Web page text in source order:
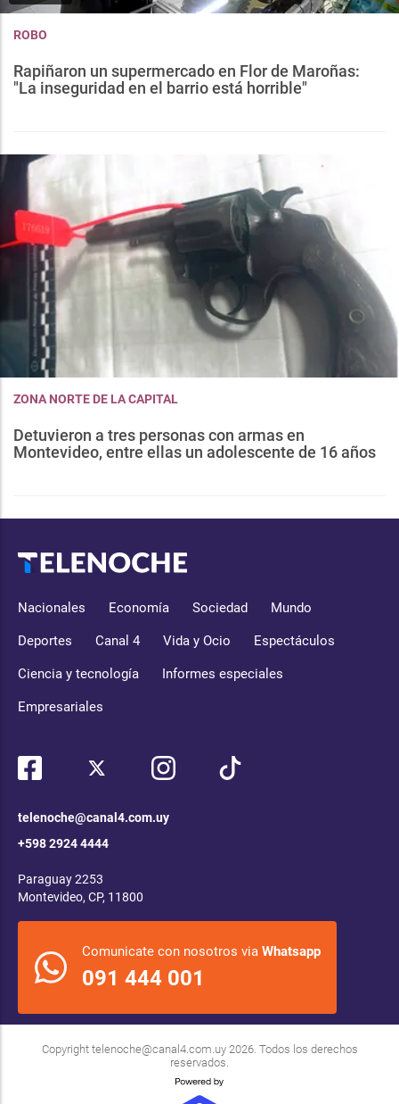
ROBO
Rapiñaron un supermercado en Flor de Maroñas:
"La inseguridad en el barrio está horrible"
ZONA NORTE DE LA CAPITAL
Detuvieron a tres personas con armas en
Montevideo, entre ellas un adolescente de 16 años
Nacionales Economía Sociedad Mundo
Deportes Canal 4 Vida y Ocio Espectáculos
Ciencia y tecnología Informes especiales
Empresariales
telenoche@canal4.com.uy
+598 2924 4444
Paraguay 2253
Montevideo, CP, 11800
Comunicate con nosotros via Whatsapp
091 444 001
Copyright telenoche@canal4.com.uy2026. Todos los derechos
reservados.